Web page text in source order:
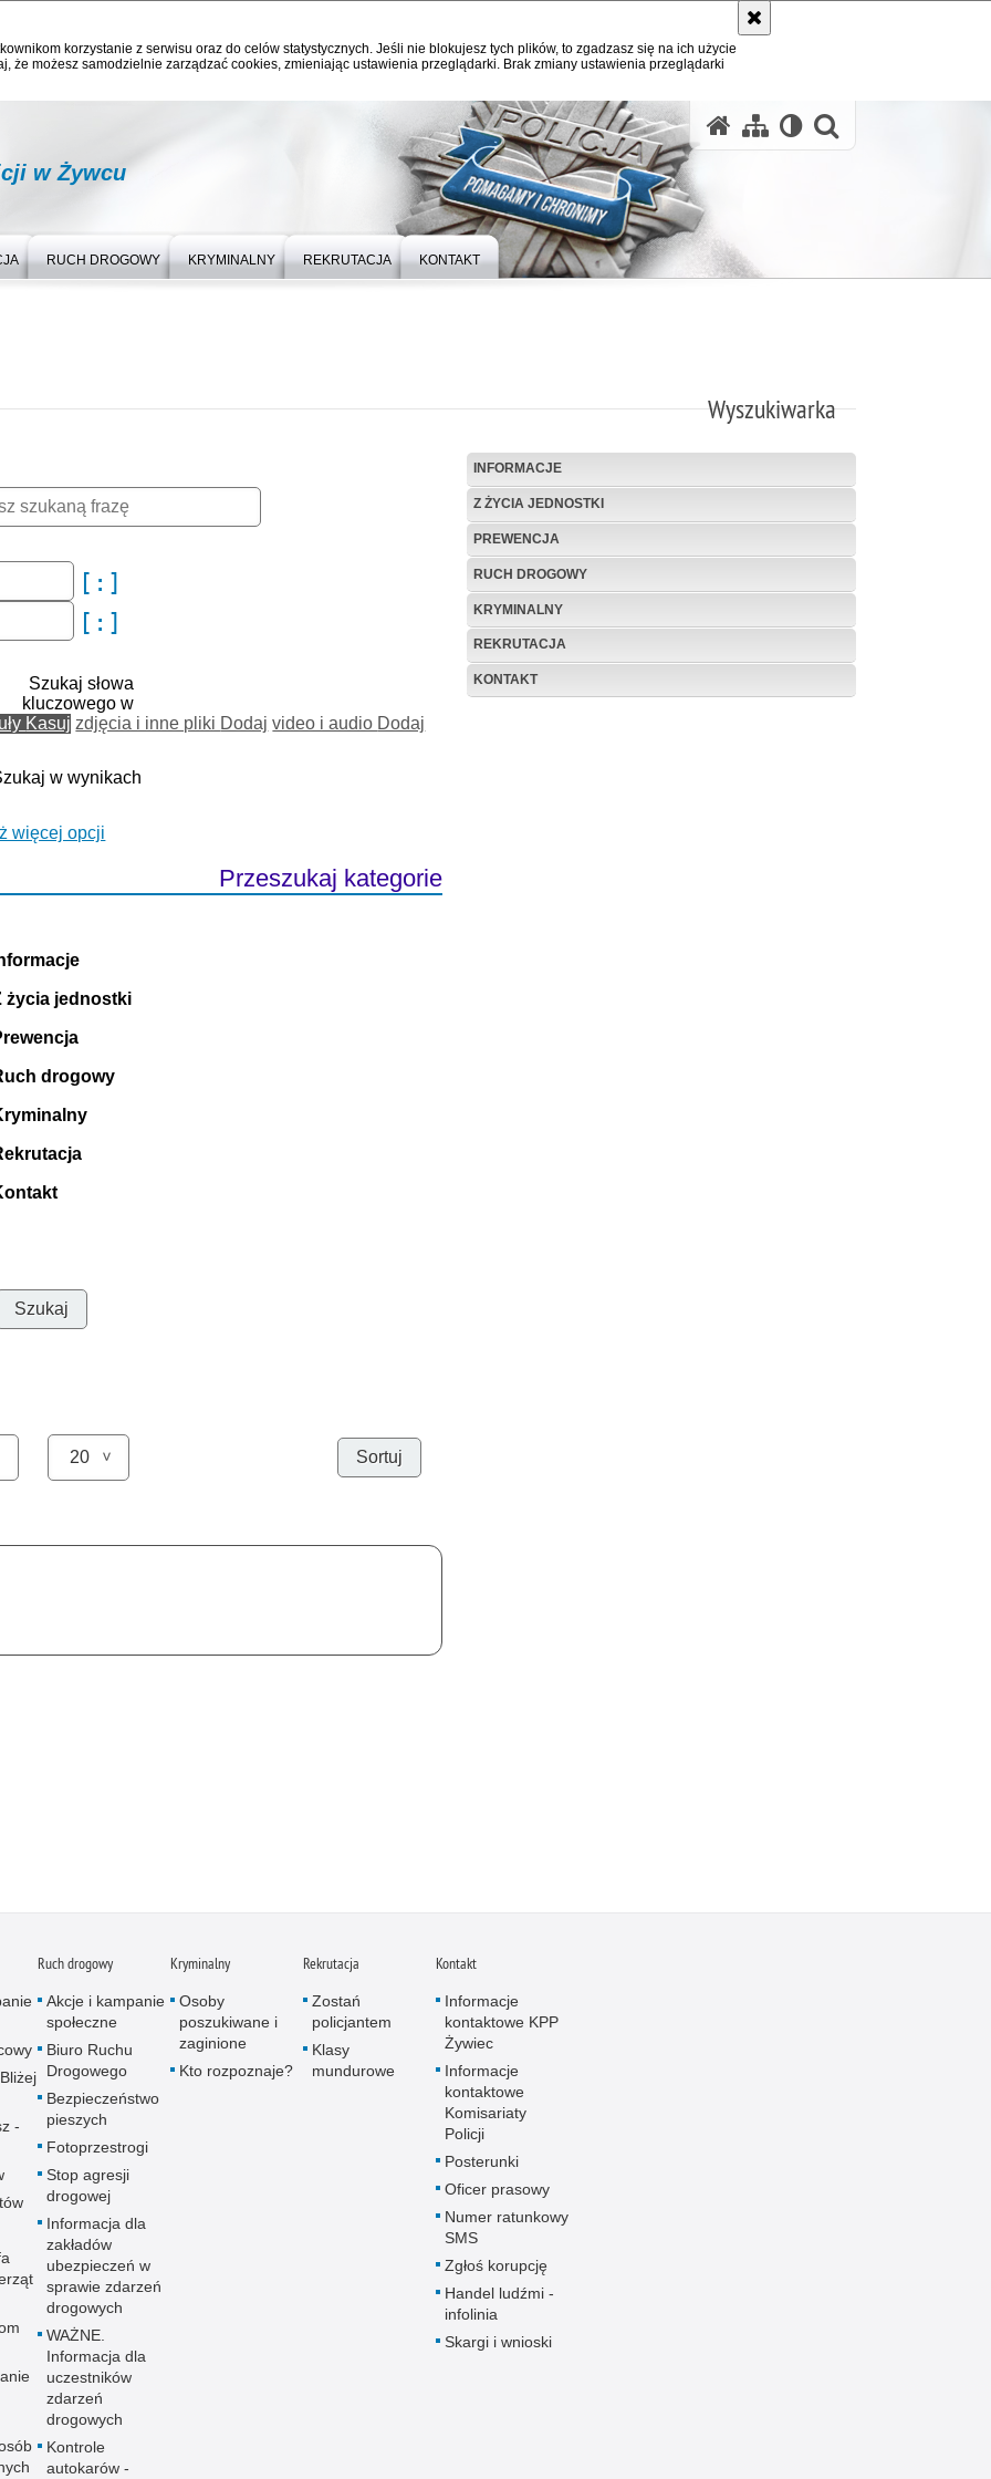
korzystanie z serwisu oraz do celów statystycznych. Jeśli nie blokujesz tych plików, to zgadzasz się na ich użycie
że możesz samodzielnie zarządzać cookies, zmieniając ustawienia przeglądarki. Brak zmiany ustawienia przeglądarki
w Żywcu
RUCH DROGOWY KRYMINALNY REKRUTACJA KONTAKT
Wyszukiwarka
INFORMACJE
Z ŻYCIA JEDNOSTKI
PREWENCJA
RUCH DROGOWY
KRYMINALNY
REKRUTACJA
KONTAKT
Szukaj słowa
kluczowego w
Kasuj zdjęcia i inne pliki Dodaj video i audio Dodaj
w wynikach
więcej opcji
Przeszukaj kategorie
życia jednostki
drogowy
-
Ruch drogowy
Akcje i kampanie
społeczne
Biuro Ruchu
Drogowego
Bezpieczeństwo
pieszych
Fotoprzestrogi
Stop agresji
drogowej
Informacja dla
zakładów
ubezpieczeń w
sprawie zdarzeń
drogowych
WAŻNE.
Informacja dla
uczestników
zdarzeń
drogowych
Kontrole
autokarów -
Kryminalny
Osoby
poszukiwane i
zaginione
Kto rozpoznaje?
Rekrutacja
Zostań
policjantem
Klasy
mundurowe
Kontakt
Informacje
kontaktowe KPP
Żywiec
Informacje
kontaktowe
Komisariaty
Policji
Posterunki
Oficer prasowy
Numer ratunkowy
SMS
Zgłoś korupcję
Handel ludźmi -
infolinia
Skargi i wnioski